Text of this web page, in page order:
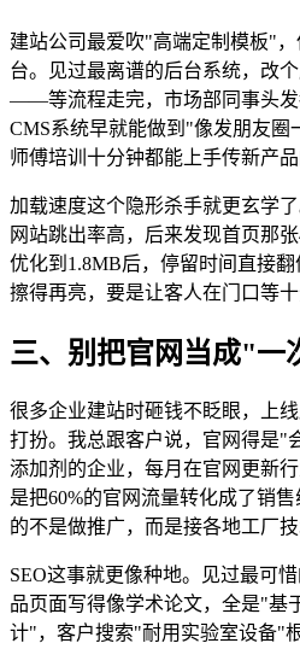
建站公司最爱吹"高端定制模板"
台。见过最离谱的后台系统，改
——等流程走完，市场部同事头发
CMS系统早就能做到"像发朋友
师傅培训十分钟都能上手传新产品
加载速度这个隐形杀手就更玄学
网站跳出率高，后来发现首页那
优化到1.8MB后，停留时间直接
擦得再亮，要是让客人在门口等
三、别把官网当成"一
很多企业建站时砸钱不眨眼，上
打扮。我总跟客户说，官网得是"
添加剂的企业，每月在官网更新
是把60%的官网流量转化成了销
的不是做推广，而是接各地工厂技
SEO这事就更像种地。见过最可
品页面写得像学术论文，全是"基
计"，客户搜索"耐用实验室设备"